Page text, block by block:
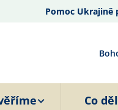
Pomoc Ukrajině
Co